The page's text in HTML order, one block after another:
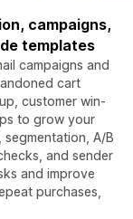
campaigns,
templates
campaigns and
cart
customer win-
to grow your
segmentation, A/B
and sender
and improve
purchases,